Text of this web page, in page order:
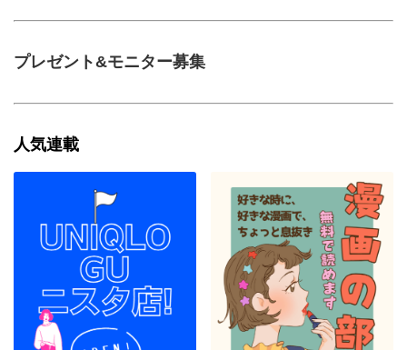
プレゼント&モニター募集
人気連載